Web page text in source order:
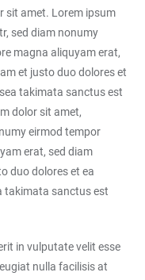
sit amet. Lorem ipsum
sed diam nonumy
magna aliquyam erat,
et justo duo dolores et
takimata sanctus est
dolor sit amet,
eirmod tempor
erat, sed diam
duo dolores et ea
takimata sanctus est
in vulputate velit esse
nulla facilisis at